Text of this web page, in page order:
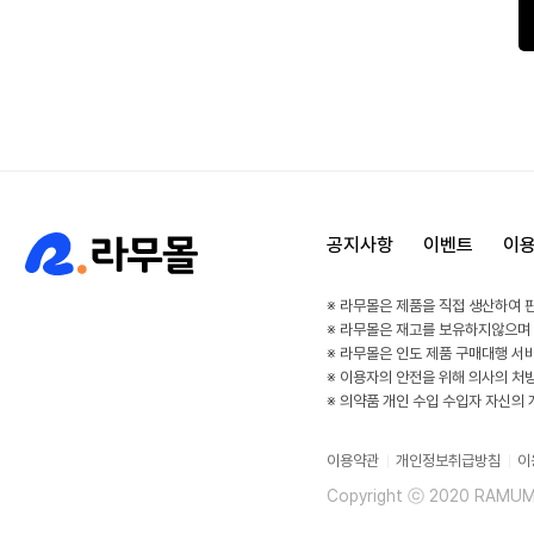
공지사항 이벤트 이
※ 라무몰은 제품을 직접 생산하여
※ 라무몰은 재고를 보유하지않으
※ 라무몰은 인도 제품 구매대행 서
※ 이용자의 안전을 위해 의사의 처
※ 의약품 개인 수입 수입자 자신의
이용약관 개인정보취급방침
Copyright ⓒ 2020